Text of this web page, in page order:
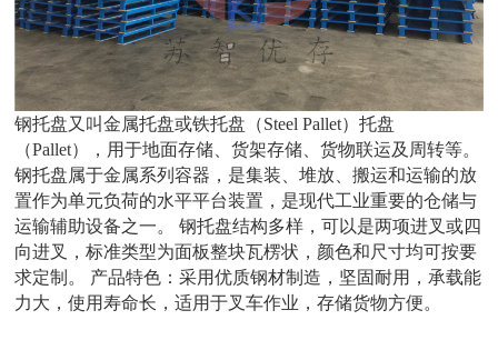
钢托盘又叫金属托盘或铁托盘（Steel Pallet）托盘
（Pallet），用于地面存储、货架存储、货物联运及周转等。
钢托盘属于金属系列容器，是集装、堆放、搬运和运输的放
置作为单元负荷的水平平台装置，是现代工业重要的仓储与
运输辅助设备之一。 钢托盘结构多样，可以是两项进叉或四
向进叉，标准类型为面板整块瓦楞状，颜色和尺寸均可按要
求定制。 产品特色：采用优质钢材制造，坚固耐用，承载能
力大，使用寿命长，适用于叉车作业，存储货物方便。